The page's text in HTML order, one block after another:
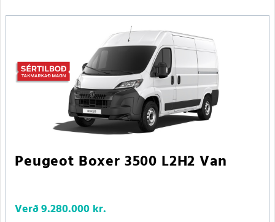
Peugeot Boxer 3500 L2H2 Van
Verð9.280.000 kr.